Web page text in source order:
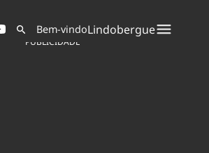
Indicadores
Bem-vindoLindobergue
PUBLICIDADE